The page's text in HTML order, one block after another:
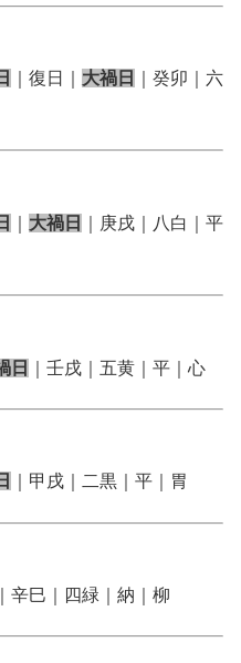
｜復日｜ 大禍日
｜癸卯｜六
大禍日
｜庚戌｜八白｜平
日 ｜壬戌｜五黄｜平｜心
｜甲戌｜二黒｜平｜胃
｜辛巳｜四緑｜納｜柳